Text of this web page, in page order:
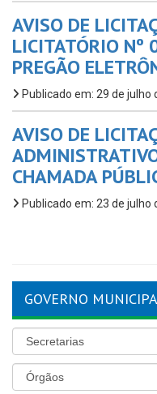
AVISO DE
LICITATÓRIO
PREGÃO
Publicado em: 29 de julho
AVISO DE
CHAMADA
Publicado em: 23 de julho
GOVERNO